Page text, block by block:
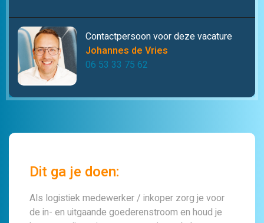
Contactpersoon voor deze vacature
Johannes de Vries
06 53 33 75 62
Dit ga je doen:
Als logistiek medewerker / inkoper zorg je voor
de in- en uitgaande goederenstroom en houd je